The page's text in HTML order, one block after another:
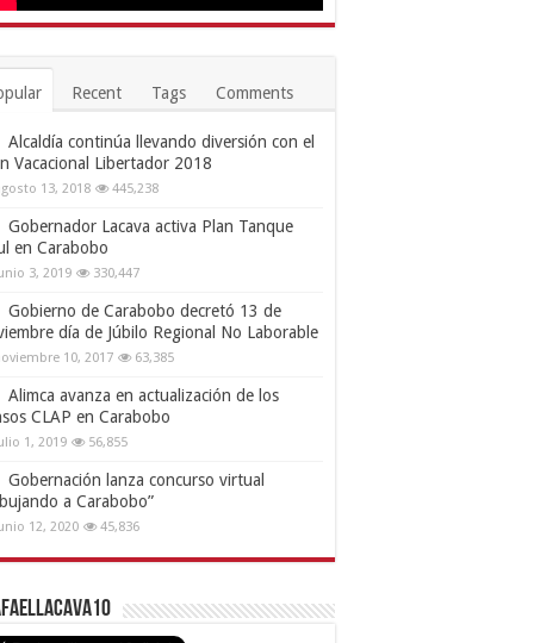
Recent Tags Comments
Alcaldía continúa llevando diversión con el
Vacacional Libertador 2018
13, 2018 445,238
Gobernador Lacava activa Plan Tanque
en Carabobo
3, 2019 330,447
Gobierno de Carabobo decretó 13 de
día de Júbilo Regional No Laborable
10, 2017 63,385
Alimca avanza en actualización de los
CLAP en Carabobo
1, 2019 56,855
Gobernación lanza concurso virtual
a Carabobo”
12, 2020 45,836